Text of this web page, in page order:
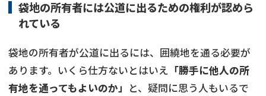
袋地の所有者には公道に出るための権利が認めら
れている
袋地の所有者が公道に出るには、囲繞地を通る必要が
あります。いくら仕方ないとはいえ 「勝手に他人の所
有地を通ってもよいのか」 と、疑問に思う人もいるで